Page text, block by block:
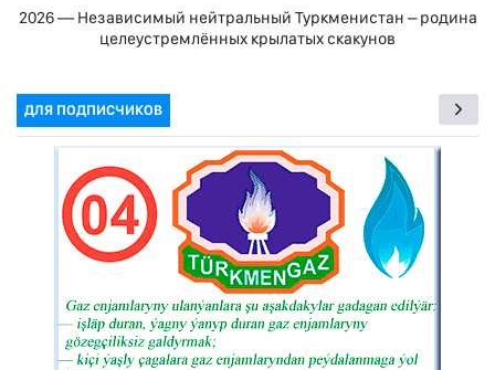
2026 — Независимый нейтральный Туркменистан – родина
целеустремлённых крылатых скакунов
ДЛЯ ПОДПИСЧИКОВ